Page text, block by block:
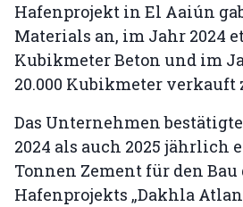
Hafenprojekt in El Aaiún
Materials an, im Jahr 2024
Kubikmeter Beton und im
20.000 Kubikmeter verkauft
Das Unternehmen
2024 als auch 2025 jährlich
Tonnen Zement für den
Hafenprojekts „Dakhla